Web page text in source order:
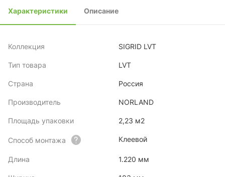
Характеристики Описание
Коллекция SIGRID LVT
Тип товара LVT
Страна Россия
Производитель NORLAND
Площадь упаковки 2,23 м2
Способ монтажа Клеевой
Длина 1.220 мм